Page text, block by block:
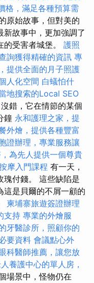
格，滿足各種預算需
原始故事，但對美的
故事中，更加強調了
受害者城堡。 護照
詢獲得精確的資訊 專
提供全面的月子照護
人化空間 白蟻怕什
地搜索的Local SEO
沒錯，它在情節的某個
鐘 永和護理之家，提
外燴，提供各種豐富
證辦理，專業服務讓
為先人提供一個尊貴
摩入門課程 有一天，
瑰付錢。 這些缺陷是
這是貝爾的不屑一顧的
柬埔寨旅遊簽證辦理
支持 專業的外燴服
牙醫診所，照顧你的
要資料 會議點心外
科醫師推薦，讓您放
養護中心的單人房，
場景中，怪物仍在